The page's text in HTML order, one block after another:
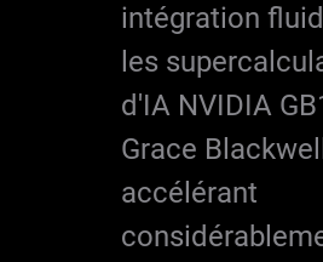
intégration
les
d'IA NVIDIA
Grace
accélérant